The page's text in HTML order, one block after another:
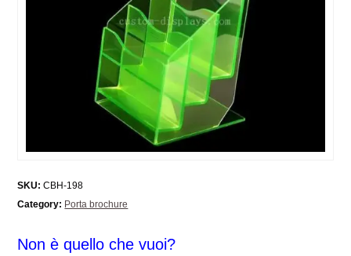
SKU: CBH-198
Category: Porta brochure
Non è quello che vuoi?